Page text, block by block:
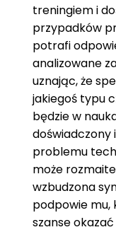
treningiem i
przypadków
potrafi
analizowane
uznając, że
jakiegoś typu
będzie w
doświadczony
problemu
może
wzbudzona
podpowie
szanse